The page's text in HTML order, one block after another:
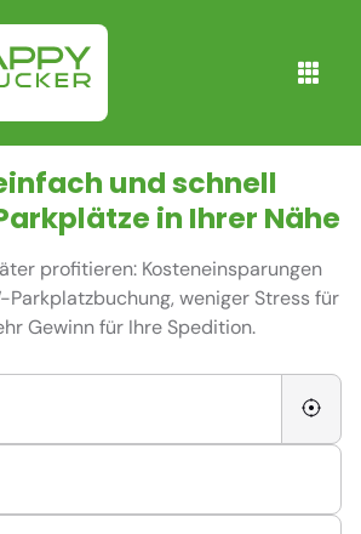
und schnell
in Ihrer Nähe
profitieren: Kosteneinsparungen
Parkplatzbuchung, weniger Stress für
Gewinn für Ihre Spedition.